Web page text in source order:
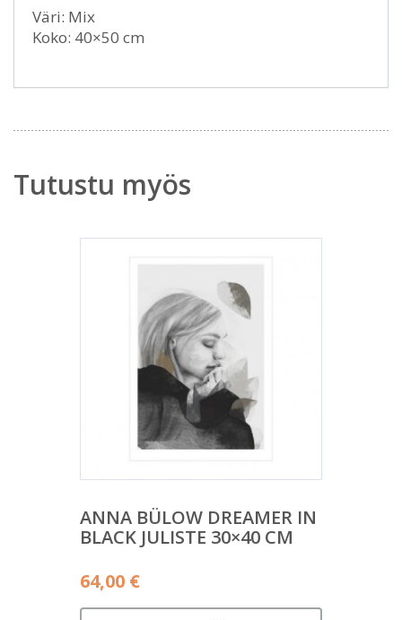
Väri: Mix
Koko: 40×50 cm
Tutustu myös
ANNA BÜLOW DREAMER IN
BLACK JULISTE 30×40 CM
64,00 €